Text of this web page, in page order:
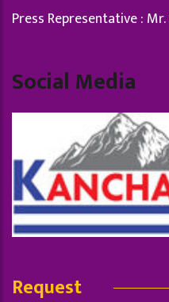
Press Representative :
Social Media
Request